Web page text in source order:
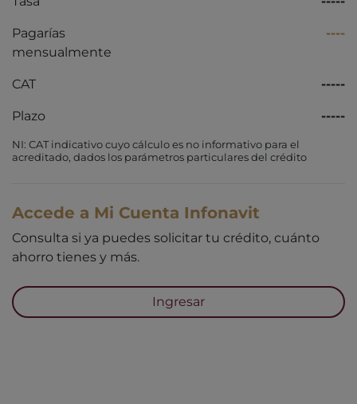
Pagarías
mensualmente
----
CAT -----
Plazo -----
NI: CAT indicativo cuyo cálculo es no informativo para el
acreditado, dados los parámetros particulares del crédito
Accede a Mi Cuenta Infonavit
Consulta si ya puedes solicitar tu crédito, cuánto
ahorro tienes y más.
Ingresar